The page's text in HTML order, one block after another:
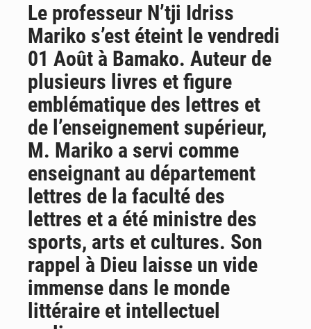
Dr Abdrahamane Tamboura, économiste
Ports ouest-africains : la bataille du fret sahélien
Le professeur N’tji Idriss
Mariko s’est éteint le vendredi
01 Août à Bamako. Auteur de
plusieurs livres et figure
emblématique des lettres et
de l’enseignement supérieur,
M. Mariko a servi comme
enseignant au département
lettres de la faculté des
lettres et a été ministre des
sports, arts et cultures. Son
rappel à Dieu laisse un vide
immense dans le monde
littéraire et intellectuel